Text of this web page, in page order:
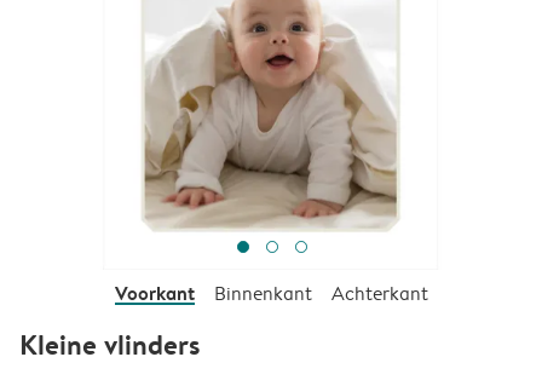
Voorkant Binnenkant Achterkant
Kleine vlinders